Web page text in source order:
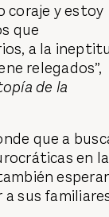
coraje y estoy
que
a la
relegados”,
de la
que a
en
a sus